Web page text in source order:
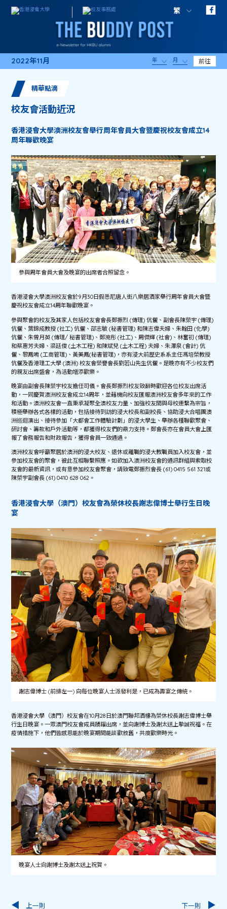
繁
2022年11月 年 月 前往
精華點滴
校友會活動近況
香港浸會大學澳洲校友會舉行周年會員大會暨慶祝校友會成立14
周年聯歡晚宴
參與周年會員大會及晚宴的出席者合照留念。
香港浸會大學澳洲校友會於9月30日假悉尼唐人街八樂居酒家舉行周年會員大會暨
慶祝校友會成立14周年聯歡晚宴。
參與聚會的校友及其家人包括校友會會長鄭振烈 (傳理) 伉儷、副會長陳榮宇 (傳理)
伉儷、葉錦成教授 (社工) 伉儷、邵志敏 (秘書管理) 和陳志偉夫婦、朱翰田 (化學)
伉儷、朱曾月英 (傳理/ 秘書管理)、鄭涴彤 (社工)、周傑輝 (社會)、林奮初 (傳理)
和蔡惠芳夫婦、梁廷俊 (土木工程) 和陳斌兒 (土木工程) 夫婦、朱澤泉 (會計) 伉
儷、黎鳳鳴 (工商管理)、黃美鳳(秘書管理)，亦有浸大前歷史系系主任馮培榮教授
伉儷及香港理工大學 (澳洲) 校友會榮譽會長劉若山先生伉儷。是晚亦有不少校友們
的親友出席盛會，為活動增添歡樂。
晚宴由副會長陳榮宇校友擔任司儀。會長鄭振烈校友致辭時歡迎各位校友出席活
動，一同慶賀澳洲校友會成立14周年，並藉機向校友匯報澳洲校友會多年來的工作
和活動。澳洲校友會一直秉承凝聚全澳校友力量、加強校友間與母校連繫為宗旨，
積極舉辦各式各樣的活動，包括接待到訪的浸大校長和副校長、協助浸大合唱團澳
洲巡迴演出、接待參加「大都會工作體驗計劃」的浸大學生、舉辦各種聯歡聚會、
研討會、籌款和戶外活動等，都獲得校友們的鼎力支持。鄭會長亦在會員大會上匯
報了會務報告和財政報告，獲得會員一致通過。
澳洲校友會呼籲聚居於澳洲的浸大校友、退休或離職的浸大教職員加入校友會，並
參加校友會的聚會，彼此互相聯繫照應。如欲加入澳洲校友會的通訊群組與索取校
友會的最新資訊，或有意參加校友會聚會，請致電鄭振烈會長 (61) 0415 561 321或
陳榮宇副會長 (61) 0410 628 062。
香港浸會大學（澳門）校友會為榮休校長謝志偉博士舉行生日晚
宴
謝志偉博士 (前排左一) 向每位晚宴人士派發利是，已成為壽宴之傳統。
香港浸會大學（澳門）校友會在10月28日於澳門聯邦酒樓為榮休校長謝志偉博士舉
行生日晚宴。一眾澳門校友會成員踴躍出席，並向謝博士及謝太送上摰誠祝福。在
疫情措施下，他們皆感恩能於晚宴期間能談歡敘舊，共度歡樂時光。
晚宴人士向謝博士及謝太送上祝賀。
上一則 下一則